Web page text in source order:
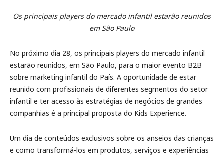
Os principais players do mercado infantil estarão reunidos
em São Paulo
No próximo dia 28, os principais players do mercado infantil
estarão reunidos, em São Paulo, para o maior evento B2B
sobre marketing infantil do País. A oportunidade de estar
reunido com profissionais de diferentes segmentos do setor
infantil e ter acesso às estratégias de negócios de grandes
companhias é a principal proposta do Kids Experience.
Um dia de conteúdos exclusivos sobre os anseios das crianças
e como transformá-los em produtos, serviços e experiências